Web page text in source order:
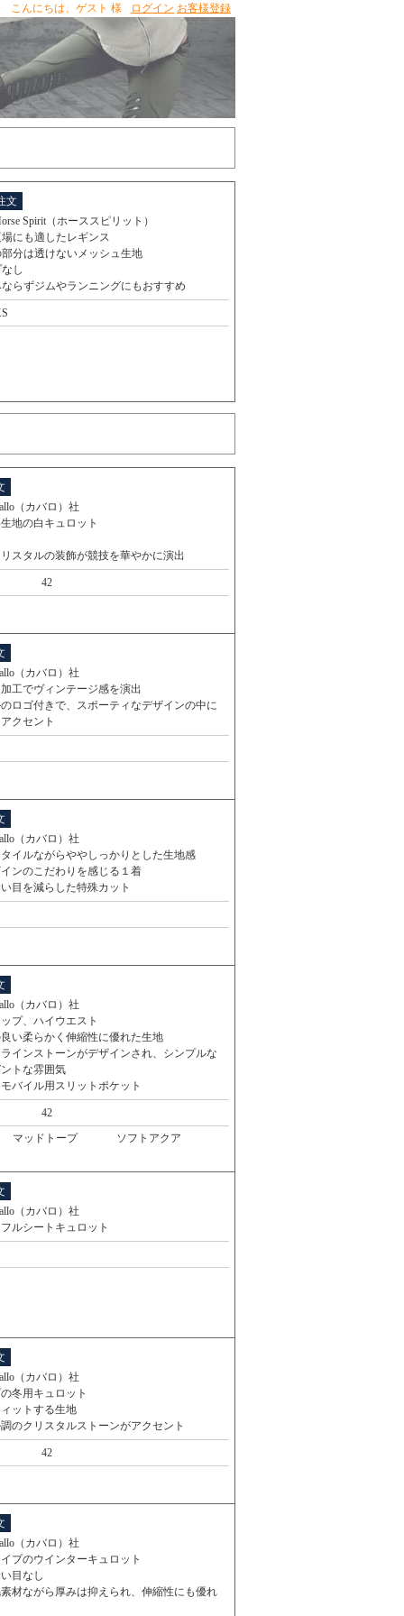
文
Spirit（ホーススピリット）
にも適したレギンス
分は透けないメッシュ生地
し
らずジムやランニングにもおすすめ
（カバロ）社
地の白キュロット
スタルの装飾が競技を華やかに演出
42
（カバロ）社
工でヴィンテージ感を演出
ロゴ付きで、スポーティなデザインの中に
クセント
（カバロ）社
イルながらややしっかりとした生地感
ンのこだわりを感じる１着
目を減らした特殊カット
（カバロ）社
プ、ハイウエスト
い柔らかく伸縮性に優れた生地
インストーンがデザインされ、シンプルな
トな雰囲気
バイル用スリットポケット
42
マッドトープ
ソフトアクア
（カバロ）社
ルシートキュロット
（カバロ）社
冬用キュロット
ットする生地
のクリスタルストーンがアクセント
42
（カバロ）社
プのウインターキュロット
目なし
材ながら厚みは抑えられ、伸縮性にも優れ
こんにちは、 ゲスト 様 ログイン お客様登録